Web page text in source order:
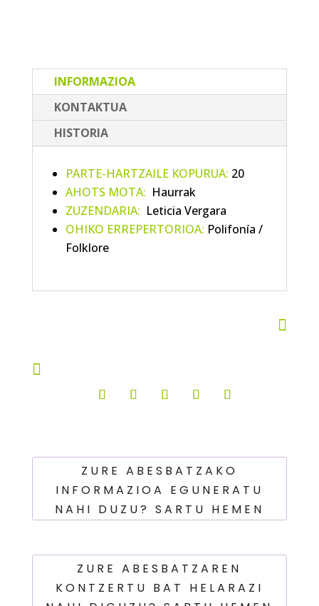
INFORMAZIOA
KONTAKTUA
HISTORIA
PARTE-HARTZAILE KOPURUA: 20
AHOTS MOTA: Haurrak
ZUZENDARIA: Leticia Vergara
OHIKO ERREPERTORIOA: Polifonía /
Folklore


ZURE ABESBATZAKO
INFORMAZIOA EGUNERATU
NAHI DUZU? SARTU HEMEN
ZURE ABESBATZAREN
KONTZERTU BAT HELARAZI